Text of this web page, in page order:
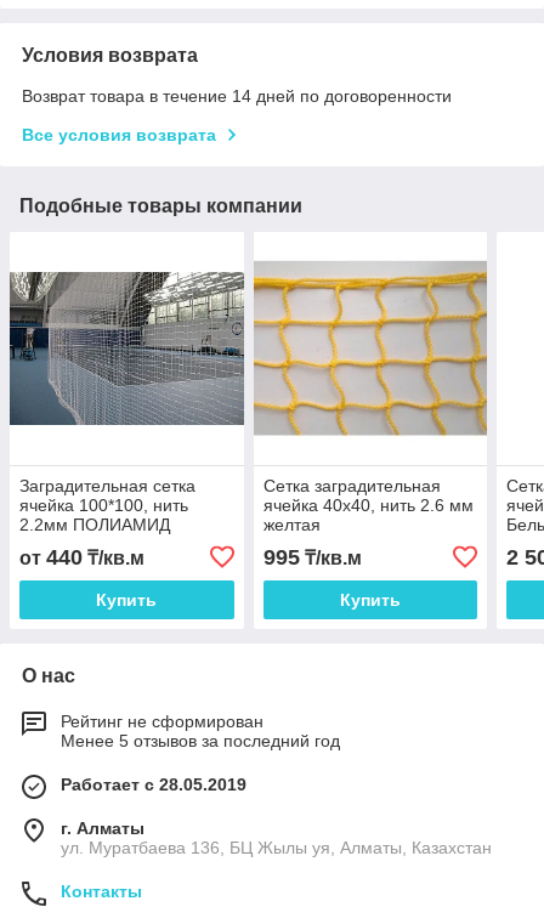
Условия возврата
Возврат товара в течение 14 дней по договоренности
Все условия возврата
Подобные товары компании
Заградительная сетка
ячейка 100*100, нить
2.2мм ПОЛИАМИД
от 440 ₸/кв.м
Купить
Сетка заградительная
ячейка 40х40, нить 2.6 мм
желтая
995₸/кв.м
Купить
2
О нас
Рейтинг не сформирован
Менее 5 отзывов за последний год
Работает с 28.05.2019
г. Алматы
ул. Муратбаева 136, БЦ Жылы уя, Алматы, Казахстан
Контакты